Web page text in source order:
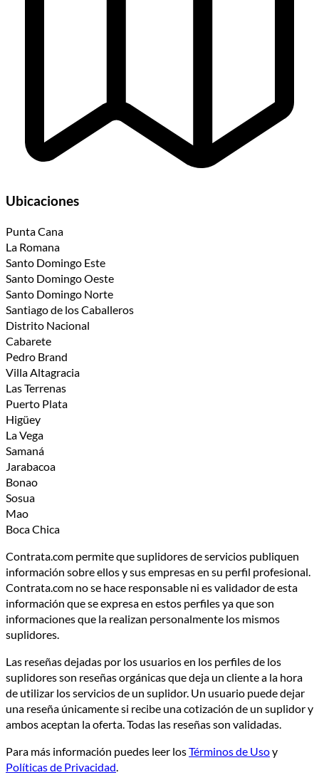
Ubicaciones
Punta Cana
La Romana
Santo Domingo Este
Santo Domingo Oeste
Santo Domingo Norte
Santiago de los Caballeros
Distrito Nacional
Cabarete
Pedro Brand
Villa Altagracia
Las Terrenas
Puerto Plata
Higüey
La Vega
Samaná
Jarabacoa
Bonao
Sosua
Mao
Boca Chica
Contrata.com permite que suplidores de servicios publiquen
información sobre ellos y sus empresas en su perfil profesional.
Contrata.com no se hace responsable ni es validador de esta
información que se expresa en estos perfiles ya que son
informaciones que la realizan personalmente los mismos
suplidores.
Las reseñas dejadas por los usuarios en los perfiles de los
suplidores son reseñas orgánicas que deja un cliente a la hora
de utilizar los servicios de un suplidor. Un usuario puede dejar
una reseña únicamente si recibe una cotización de un suplidor y
ambos aceptan la oferta. Todas las reseñas son validadas.
Para más información puedes leer losTérminos de Usoy
Políticas de Privacidad.